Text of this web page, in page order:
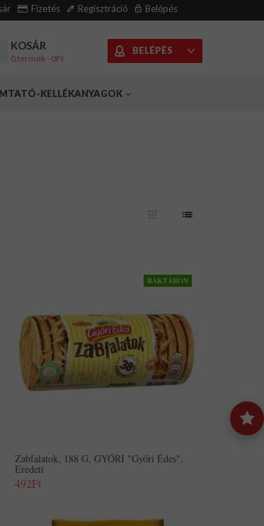
Fizetés Regisztráció Belépés
KOSÁR
0 termék - 0Ft
BELÉPÉS
KELLÉKANYAGOK
RAKTÁRON
Zabfalatok, 188 G, GYŐRI "Győri Édes",
Eredeti
492Ft